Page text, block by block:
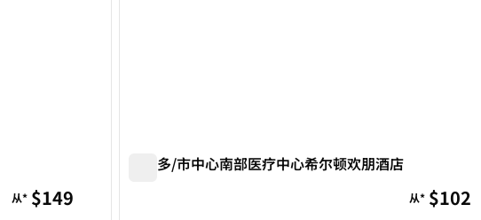
从* $149
奥兰多/市中心南部医疗中心希尔顿欢朋酒店
从* $102